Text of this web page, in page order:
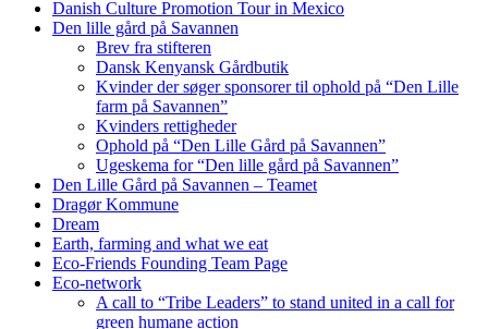
Danish Culture Promotion Tour in Mexico
Den lille gård på Savannen
Brev fra stifteren
Dansk Kenyansk Gårdbutik
Kvinder der søger sponsorer til ophold på “Den Lille
farm på Savannen”
Kvinders rettigheder
Ophold på “Den Lille Gård på Savannen”
Ugeskema for “Den lille gård på Savannen”
Den Lille Gård på Savannen – Teamet
Dragør Kommune
Dream
Earth, farming and what we eat
Eco-Friends Founding Team Page
Eco-network
A call to “Tribe Leaders” to stand united in a call for
green humane action